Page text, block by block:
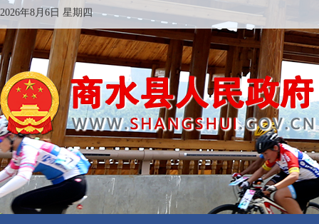
2026年8月6日 星期四